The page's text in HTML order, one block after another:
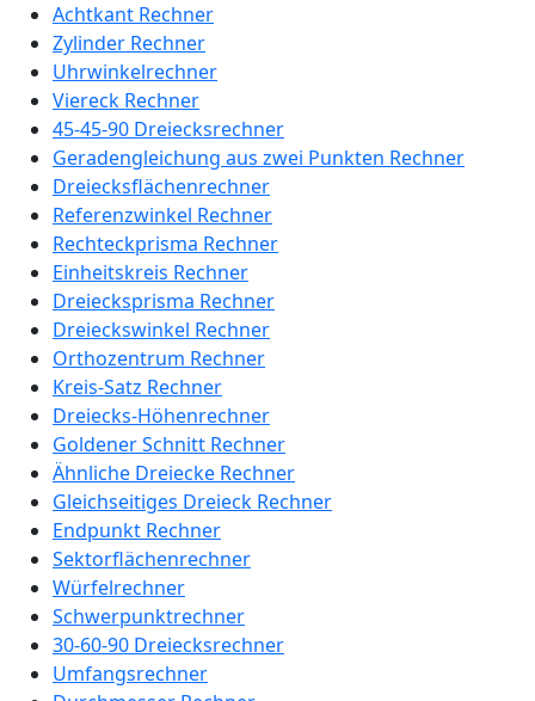
Achtkant Rechner
Zylinder Rechner
Uhrwinkelrechner
Viereck Rechner
45-45-90 Dreiecksrechner
Geradengleichung aus zwei Punkten Rechner
Dreiecksflächenrechner
Referenzwinkel Rechner
Rechteckprisma Rechner
Einheitskreis Rechner
Dreiecksprisma Rechner
Dreieckswinkel Rechner
Orthozentrum Rechner
Kreis-Satz Rechner
Dreiecks-Höhenrechner
Goldener Schnitt Rechner
Ähnliche Dreiecke Rechner
Gleichseitiges Dreieck Rechner
Endpunkt Rechner
Sektorflächenrechner
Würfelrechner
Schwerpunktrechner
30-60-90 Dreiecksrechner
Umfangsrechner